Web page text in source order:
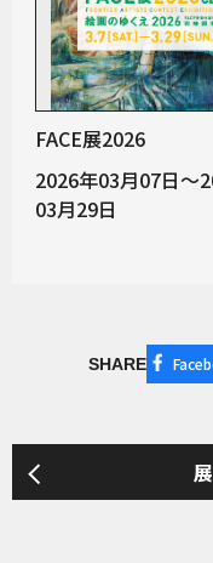
FACE展2026
2026年03月07日～
03月29日
SHARE